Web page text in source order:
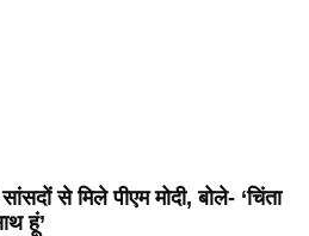
से मिले पीएम मोदी, बोले- ‘चिंता
हूं’